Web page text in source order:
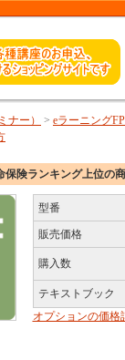
ナー） > eラーニング
保険ランキング上位の
型番
販売価格
購入数
テキストブック
オプションの価格